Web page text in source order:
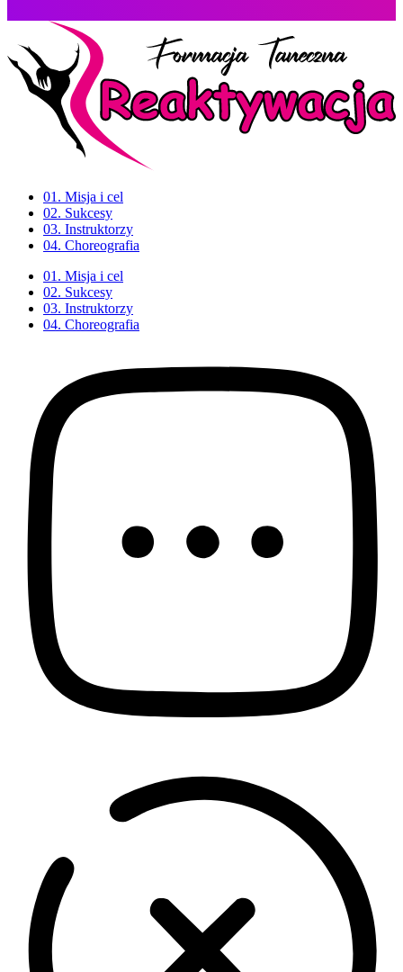
01. Misja i cel
02. Sukcesy
03. Instruktorzy
04. Choreografia
01. Misja i cel
02. Sukcesy
03. Instruktorzy
04. Choreografia